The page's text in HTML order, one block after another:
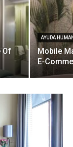
Of
AYUDA
Mobile
E-